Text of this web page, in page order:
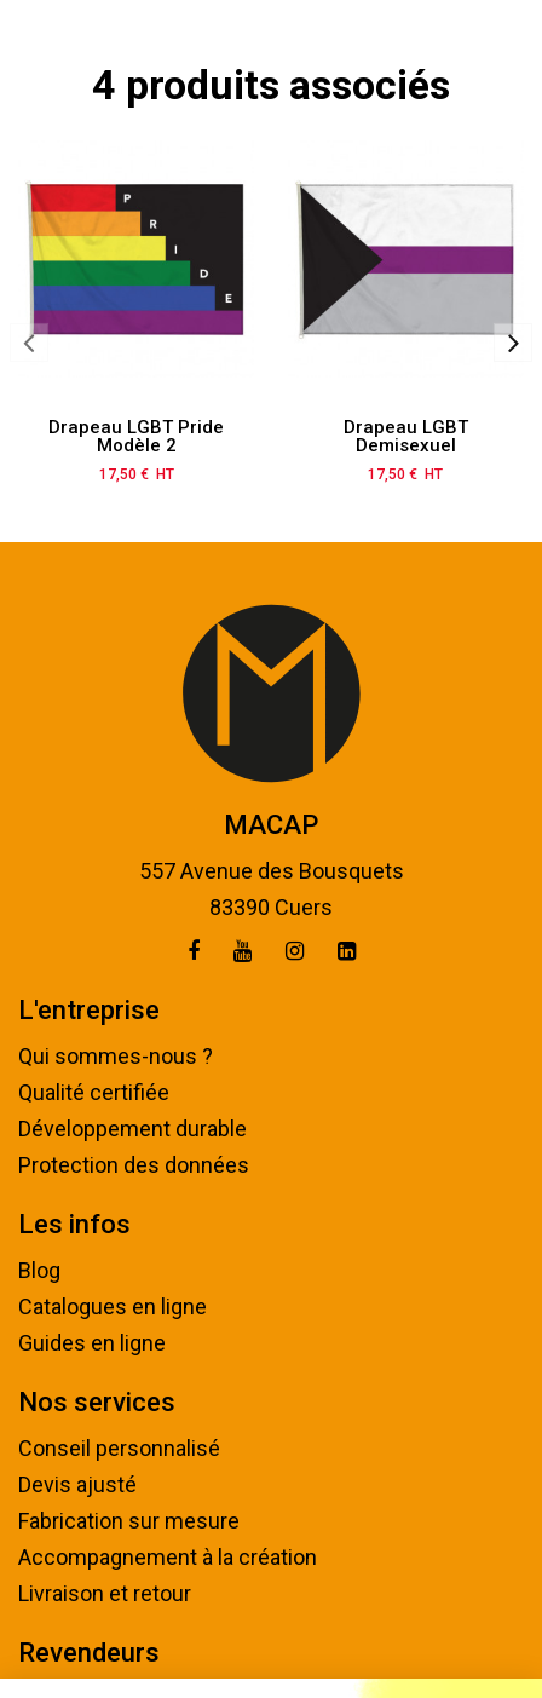
4 produits associés
Drapeau LGBT Pride
Modèle 2
Prix
17,50 € HT
Drapeau LGBT
Demisexuel
Prix
17,50 € HT
MACAP
557 Avenue des Bousquets
83390 Cuers
L'entreprise
Qui sommes-nous ?
Qualité certifiée
Développement durable
Protection des données
Les infos
Blog
Catalogues en ligne
Guides en ligne
Nos services
Conseil personnalisé
Devis ajusté
Fabrication sur mesure
Accompagnement à la création
Livraison et retour
Revendeurs